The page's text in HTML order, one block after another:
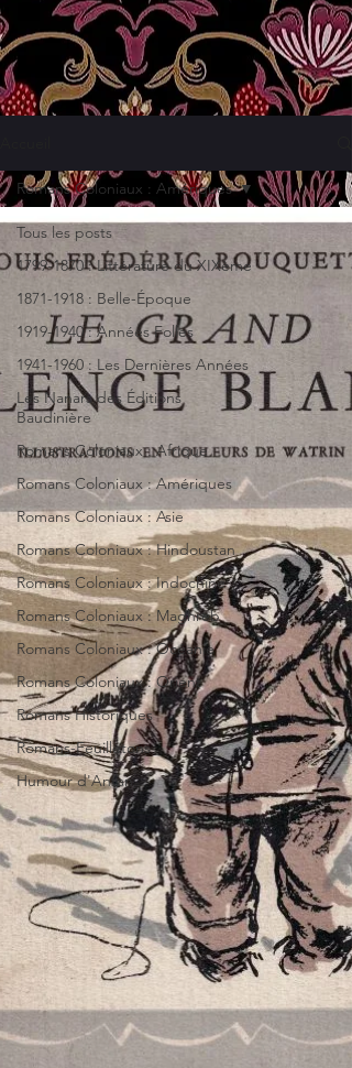
Tous les posts
1799-1870 : Littérature du XIXème
1871-1918 : Belle-Époque
1919-1940 : Années Folles
1941-1960 : Les Dernières Années
Les Nanars des Éditions
Baudinière
Romans Coloniaux : Afrique
Romans Coloniaux : Amériques
Romans Coloniaux : Asie
Romans Coloniaux : Hindoustan
Romans Coloniaux : Indochine
Romans Coloniaux : Maghreb
Romans Coloniaux : Océanie
Romans Coloniaux : Orient
Romans Historiques
Romans-Feuilletons
Humour d'Antan
Romans Coloniaux : Amériques